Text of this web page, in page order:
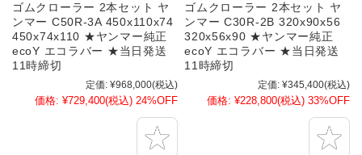
ゴムクローラー 2本セット ヤ
ンマー C50R-3A 450x110x74
450x74x110 ★ヤンマー純正
ecoY エコラバー ★当日発送
11時締切
定価: ¥968,000(税込)
価格: ¥729,400(税込) 24%OFF
ゴムクローラー 2本セット ヤ
ンマー C30R-2B 320x90x56
320x56x90 ★ヤンマー純正
ecoY エコラバー ★当日発送
11時締切
定価: ¥345,400(税込)
価格: ¥228,800(税込) 33%OFF